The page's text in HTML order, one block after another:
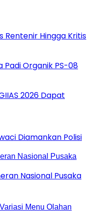
Rentenir Hingga Kritis
Padi Organik PS-08
2026 Dapat
Diamankan Polisi
Nasional Pusaka